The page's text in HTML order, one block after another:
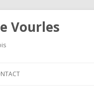
Vourles